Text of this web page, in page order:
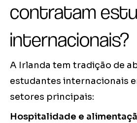
contratam
internacionais?
A Irlanda tem tradição de
estudantes internacionais
setores principais:
Hospitalidade e